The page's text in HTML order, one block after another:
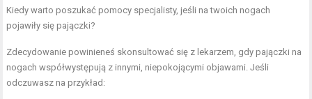
Kiedy warto poszukać pomocy specjalisty, jeśli na twoich nogach
pojawiły się pajączki?
Zdecydowanie powinieneś skonsultować się z lekarzem, gdy pajączki na
nogach współwystępują z innymi, niepokojącymi objawami. Jeśli
odczuwasz na przykład: